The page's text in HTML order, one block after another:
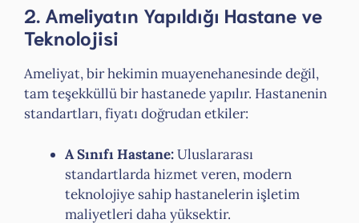
2. Ameliyatın Yapıldığı Hastane ve
Teknolojisi
Ameliyat, bir hekimin muayenehanesinde değil,
tam teşekküllü bir hastanede yapılır. Hastanenin
standartları, fiyatı doğrudan etkiler:
A Sınıfı Hastane:Uluslararası
standartlarda hizmet veren, modern
teknolojiye sahip hastanelerin işletim
maliyetleri daha yüksektir.